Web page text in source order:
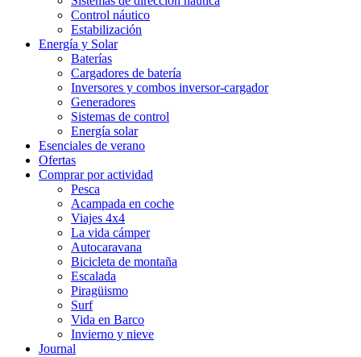
Control náutico
Estabilización
Energía y Solar
Baterías
Cargadores de batería
Inversores y combos inversor-cargador
Generadores
Sistemas de control
Energía solar
Esenciales de verano
Ofertas
Comprar por actividad
Pesca
Acampada en coche
Viajes 4x4
La vida cámper
Autocaravana
Bicicleta de montaña
Escalada
Piragüismo
Surf
Vida en Barco
Invierno y nieve
Journal